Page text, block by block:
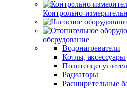
Контрольно-
оборудование
Водонагреватели
Котлы, аксессуары
Радиаторы
Расширительные